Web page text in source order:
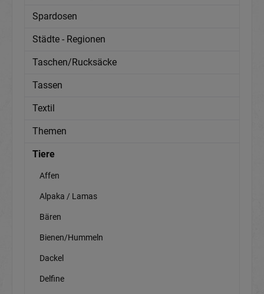
Spardosen
Städte - Regionen
Taschen/Rucksäcke
Tassen
Textil
Themen
Tiere
Affen
Alpaka / Lamas
Bären
Bienen/Hummeln
Dackel
Delfine